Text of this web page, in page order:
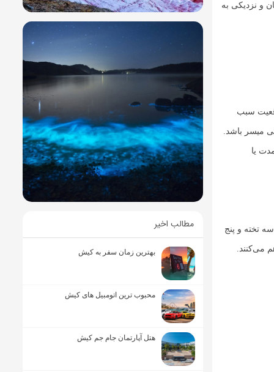
و نزدیکی به
سبب
میسر باشد.
یا
دو تخته، سه تخته و پنج
می‌کنند.
مطالب اخیر
بهترین زمان سفر به کیش
محبوب ترین اتومبیل های کیش
هتل آپارتمان جام جم کیش